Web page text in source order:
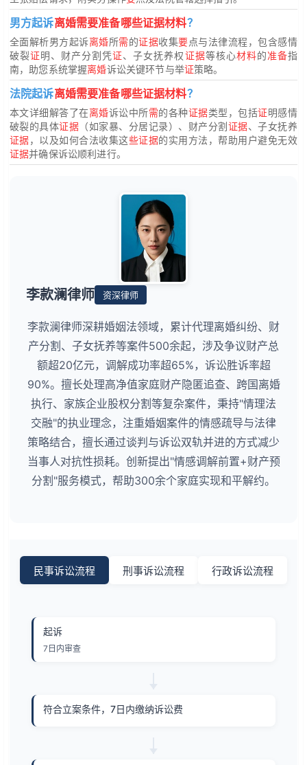
男方起诉离婚需要准备哪些证据材料？
全面解析男方起诉离婚所需的证据收集要点与法律流程，包含感情
破裂证明、财产分割凭证、子女抚养权证据等核心材料的准备指
南，助您系统掌握离婚诉讼关键环节与举证策略。
法院起诉离婚需要准备哪些证据材料？
本文详细解答了在离婚诉讼中所需的各种证据类型，包括证明感情
破裂的具体证据 （如家暴、分居记录）、财产分割 证据、子女抚养
证据，以及如何合法收集这些证据的实用方法，帮助用户避免无效
证据并确保诉讼顺利进行。
李款澜律师 资深律师
李款澜律师深耕婚姻法领域，累计代理离婚纠纷、财
产分割、子女抚养等案件500余起，涉及争议财产总
额超20亿元，调解成功率超65%，诉讼胜诉率超
90%。擅长处理高净值家庭财产隐匿追查、跨国离婚
执行、家族企业股权分割等复杂案件，秉持"情理法
交融"的执业理念，注重婚姻案件的情感疏导与法律
策略结合，擅长通过谈判与诉讼双轨并进的方式减少
当事人对抗性损耗。创新提出"情感调解前置+财产预
分割"服务模式，帮助300余个家庭实现和平解约。
民事诉讼流程 刑事诉讼流程 行政诉讼流程
起诉
7日内审查
符合立案条件，7日内缴纳诉讼费